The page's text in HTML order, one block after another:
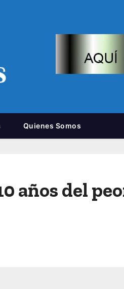
Quienes Somos
años del